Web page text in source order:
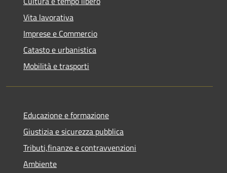
Vita lavorativa
Imprese e Commercio
Catasto e urbanistica
Mobilità e trasporti
Educazione e formazione
Giustizia e sicurezza pubblica
Tributi,finanze e contravvenzioni
Ambiente